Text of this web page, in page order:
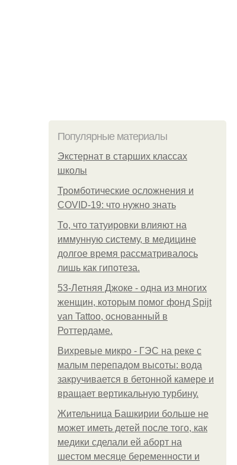
Популярные материалы
Экстернат в старших классах
школы
Тромботические осложнения и
COVID-19: что нужно знать
То, что татуировки влияют на
иммунную систему, в медицине
долгое время рассматривалось
лишь как гипотеза.
53-Летняя Джоке - одна из многих
женщин, которым помог фонд Spijt
van Tattoo, основанный в
Роттердаме.
Вихревые микро - ГЭС на реке с
малым перепадом высоты: вода
закручивается в бетонной камере и
вращает вертикальную турбину.
Жительница Башкирии больше не
может иметь детей после того, как
медики сделали ей аборт на
шестом месяце беременности и